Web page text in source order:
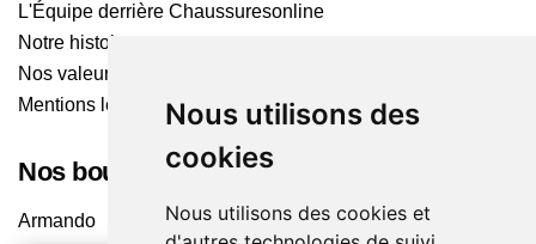
Nous utilisons des
cookies
Nous utilisons des cookies et
L'Équipe derrière Chaussuresonline
Notre histoire
Nos valeurs
Mentions légales
Nos boutiques
Armando